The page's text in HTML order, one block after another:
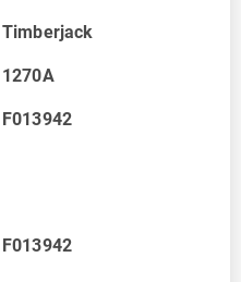
Timberjack
1270A
F013942
F013942